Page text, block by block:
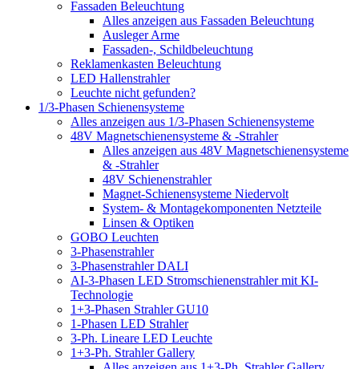
Fassaden Beleuchtung
Alles anzeigen aus Fassaden Beleuchtung
Ausleger Arme
Fassaden-, Schildbeleuchtung
Reklamenkasten Beleuchtung
LED Hallenstrahler
Leuchte nicht gefunden?
1/3-Phasen Schienensysteme
Alles anzeigen aus 1/3-Phasen Schienensysteme
48V Magnetschienensysteme & -Strahler
Alles anzeigen aus 48V Magnetschienensysteme
& -Strahler
48V Schienenstrahler
Magnet-Schienensysteme Niedervolt
System- & Montagekomponenten Netzteile
Linsen & Optiken
GOBO Leuchten
3-Phasenstrahler
3-Phasenstrahler DALI
AI-3-Phasen LED Stromschienenstrahler mit KI-
Technologie
1+3-Phasen Strahler GU10
1-Phasen LED Strahler
3-Ph. Lineare LED Leuchte
1+3-Ph. Strahler Gallery